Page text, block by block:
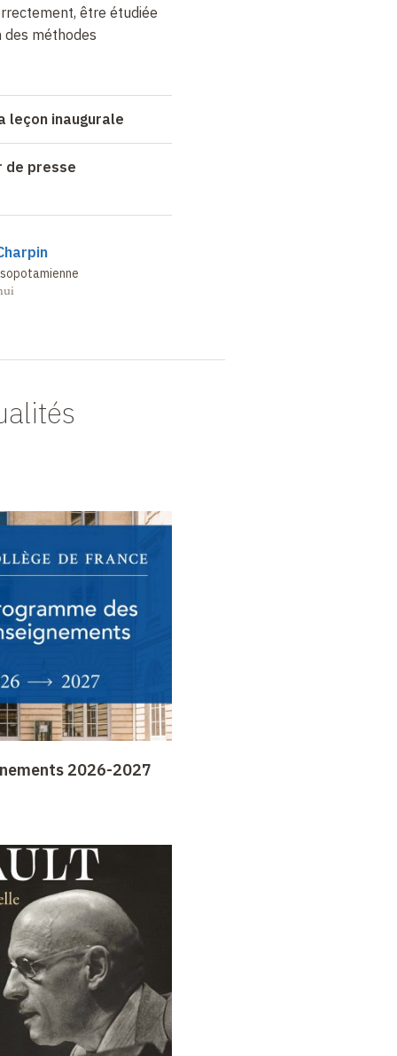
être étudiée
méthodes
leçon inaugurale
de presse
2026-2027